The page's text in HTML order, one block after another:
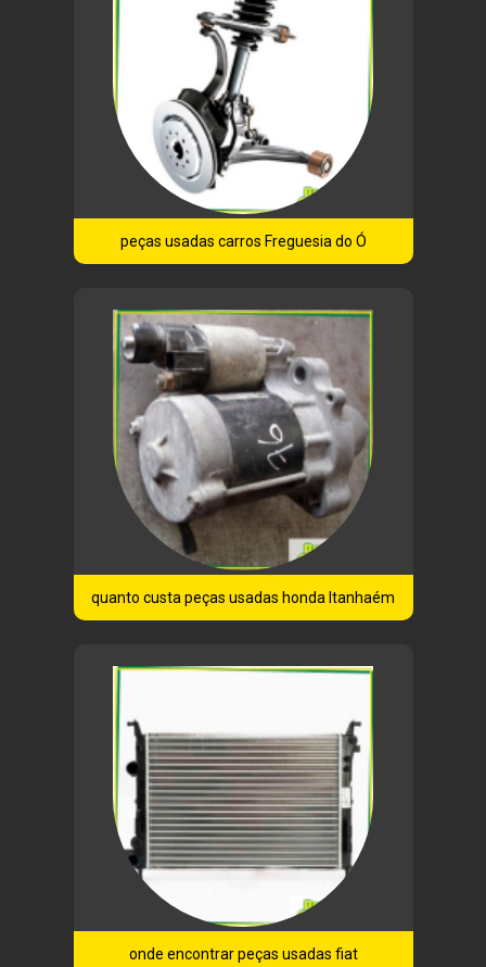
peças usadas carros Freguesia do Ó
quanto custa peças usadas honda Itanhaém
onde encontrar peças usadas fiat